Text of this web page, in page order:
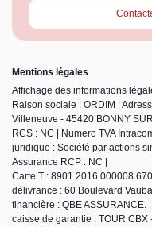
Mentions légales
Affichage des informations
Raison sociale : ORDIM |
Villeneuve - 45420 BONNY
RCS : NC | Numero TVA
juridique : Société par actions
Assurance RCP : NC |
Carte T : 8901 2016 000008
délivrance : 60 Boulevard
financière : QBE ASSURANCE.
caisse de garantie : TOUR